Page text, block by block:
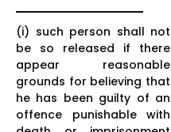
(i) such person shall not
be so released if there
appear reasonable
grounds for believing that
he has been guilty of an
offence punishable with